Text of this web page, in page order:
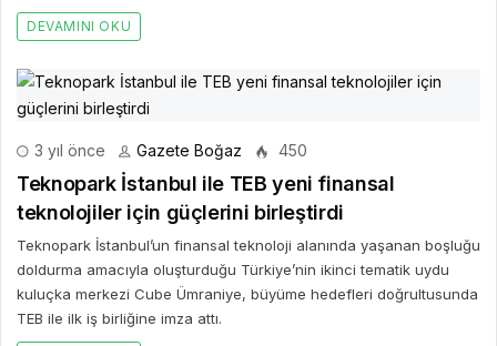
DEVAMINI OKU
3 yıl önce Gazete Boğaz 450
Teknopark İstanbul ile TEB yeni finansal
teknolojiler için güçlerini birleştirdi
Teknopark İstanbul’un finansal teknoloji alanında yaşanan boşluğu
doldurma amacıyla oluşturduğu Türkiye’nin ikinci tematik uydu
kuluçka merkezi Cube Ümraniye, büyüme hedefleri doğrultusunda
TEB ile ilk iş birliğine imza attı.